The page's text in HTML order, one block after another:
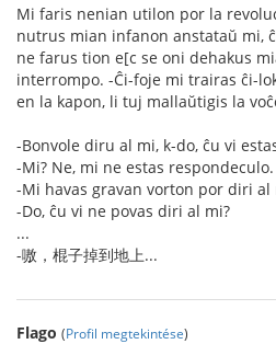
Mi faris nenian utilon por la
nutrus mian infanon anstataŭ mi,
ne farus tion e[c se oni dehakus
interrompo. -Ĉi-foje mi trairas ĉi-
en la kapon, li tuj mallaŭtigis la
-Bonvole diru al mi, k-do, ĉu vi
-Mi? Ne, mi ne estas respondeculo.
-Mi havas gravan vorton por diri al
-Do, ĉu vi ne povas diri al mi?
...
-嗷，棍子掉到地上...
Flago (Profil megtekintése)